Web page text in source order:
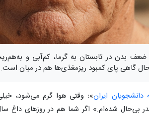
ضعف بدن در تابستان به گرما، کم‌آبی و
گاهی پای کمبود ریزمغذی‌ها هم در میان است.
دانشجویان ایران»؛ وقتی هوا گرم می‌شود،
بی‌حال شده‌ام.» اگر شما هم در روزهای داغ